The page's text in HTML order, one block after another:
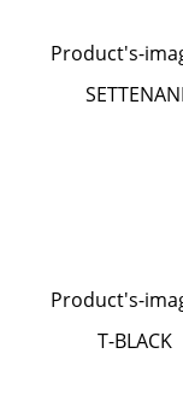
SETTENANI
T-BLACK